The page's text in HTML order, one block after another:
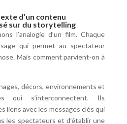
d’un contenu
sur du storytelling
l’analogie d’un film. Chaque
qui permet au spectateur
Mais comment parvient-on à
décors, environnements et
qui s’interconnectent. Ils
liens avec les messages clés qui
les spectateurs et d’établir une